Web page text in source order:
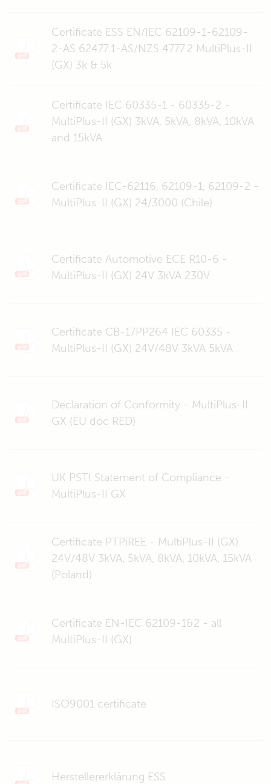
Certificate ESS EN/IEC 62109-1-62109-
2-AS 62477.1-AS/NZS 4777.2 MultiPlus-II
(GX) 3k & 5k
Certificate IEC 60335-1 - 60335-2 -
MultiPlus-II (GX) 3kVA, 5kVA, 8kVA, 10kVA
and 15kVA
Certificate IEC-62116, 62109-1, 62109-2 -
MultiPlus-II (GX) 24/3000 (Chile)
Certificate Automotive ECE R10-6 -
MultiPlus-II (GX) 24V 3kVA 230V
Certificate CB-17PP264 IEC 60335 -
MultiPlus-II (GX) 24V/48V 3kVA 5kVA
Declaration of Conformity - MultiPlus-II
GX (EU doc RED)
UK PSTI Statement of Compliance -
MultiPlus-II GX
Certificate PTPiREE - MultiPlus-II (GX)
24V/48V 3kVA, 5kVA, 8kVA, 10kVA, 15kVA
(Poland)
Certificate EN-IEC 62109-1&2 - all
MultiPlus-II (GX)
ISO9001 certificate
Herstellererklärung ESS